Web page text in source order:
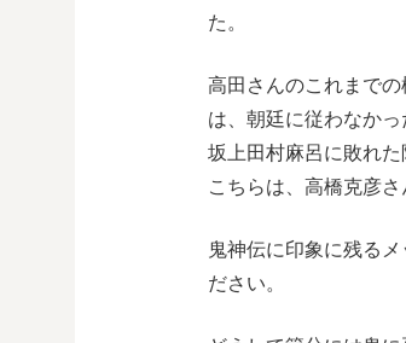
た。
高田さんのこれまで
は、朝廷に従わなか
坂上田村麻呂に敗れた
こちらは、高橋克彦
鬼神伝に印象に残る
ださい。